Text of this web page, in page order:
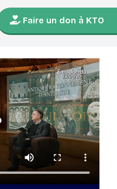
Faire un don à KTO